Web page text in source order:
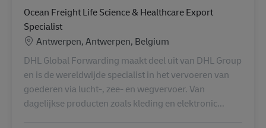
Ocean Freight Life Science & Healthcare Export
Specialist
Standort
Antwerpen, Antwerpen, Belgium
DHL Global Forwarding maakt deel uit van DHL Group
en is de wereldwijde specialist in het vervoeren van
goederen via lucht-, zee- en wegvervoer. Van
dagelijkse producten zoals kleding en elektronic...